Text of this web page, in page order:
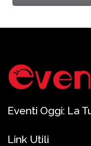
Eventi Oggi: La
Link Utili